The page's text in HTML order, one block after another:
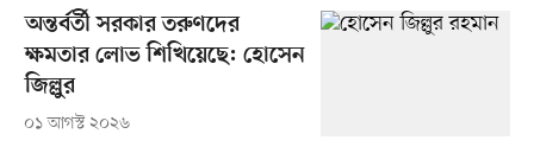
অন্তর্বর্তী সরকার তরুণদের
ক্ষমতার লোভ শিখিয়েছে: হোসেন
জিল্লুর
০১ আগস্ট ২০২৬